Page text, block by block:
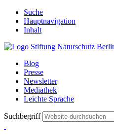
Suche
Hauptnavigation
Inhalt
Blog
Presse
Newsletter
Mediathek
Leichte Sprache
Suchbegriff